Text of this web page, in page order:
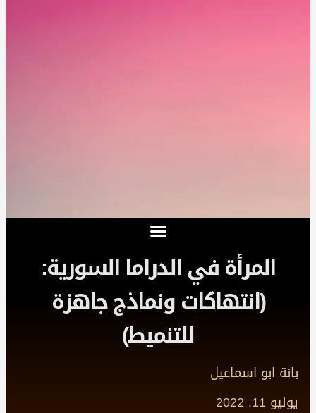
المرأة في الدراما السورية:
(انتهاكات ونماذج جاهزة
للتنميط)
بانة ابو اسماعيل
يوليو 11, 2022